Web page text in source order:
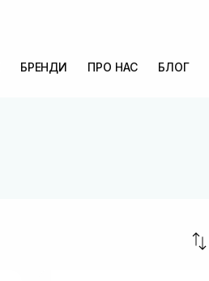
БРЕНДИ ПРО НАС БЛОГ